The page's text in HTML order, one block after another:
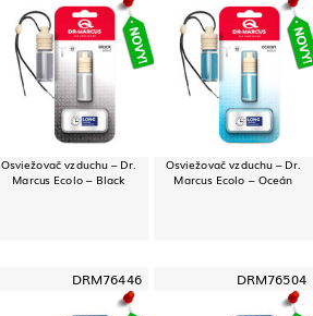
Osviežovač vzduchu – Dr.
Marcus Ecolo – Black
Osviežovač vzduchu – Dr.
Marcus Ecolo – Oceán
DRM76446 DRM76504